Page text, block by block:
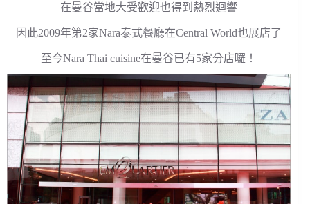
在曼谷當地大受歡迎也得到熱烈迴響
因此2009年第2家Nara泰式餐廳在Central World也展店了
至今Nara Thai cuisine在曼谷已有5家分店囉！